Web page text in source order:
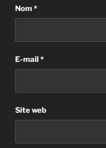
Nom*
E-mail*
Site web